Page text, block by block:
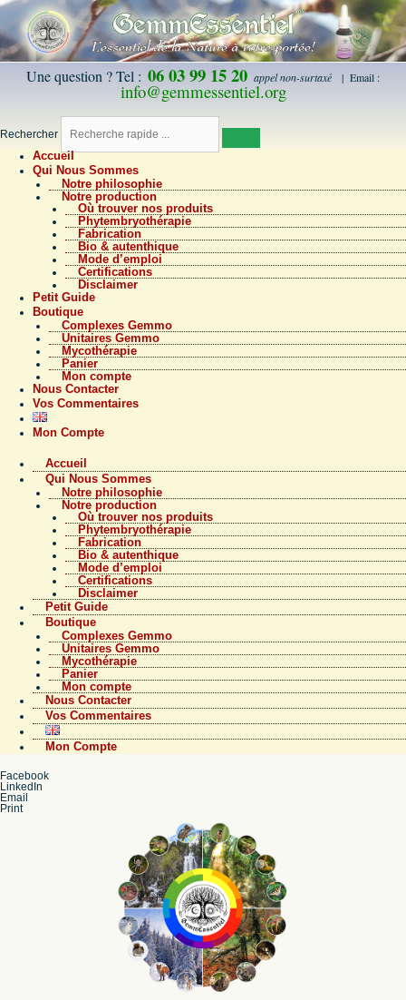
Une question ? Tel : 06 03 99 15 20 appel non-surtaxé | Email :
info@gemmessentiel.org
Rechercher
Accueil
Qui Nous Sommes
Notre philosophie
Notre production
Où trouver nos produits
Phytembryothérapie
Fabrication
Bio & autenthique
Mode d’emploi
Certifications
Disclaimer
Petit Guide
Boutique
Complexes Gemmo
Unitaires Gemmo
Mycothérapie
Panier
Mon compte
Nous Contacter
Vos Commentaires
Mon Compte
Accueil
Qui Nous Sommes
Notre philosophie
Notre production
Où trouver nos produits
Phytembryothérapie
Fabrication
Bio & autenthique
Mode d’emploi
Certifications
Disclaimer
Petit Guide
Boutique
Complexes Gemmo
Unitaires Gemmo
Mycothérapie
Panier
Mon compte
Nous Contacter
Vos Commentaires
Mon Compte
Facebook
LinkedIn
Email
Print